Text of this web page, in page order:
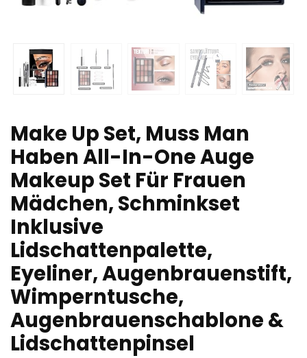
Make Up Set, Muss Man
Haben All-In-One Auge
Makeup Set Für Frauen
Mädchen, Schminkset
Inklusive
Lidschattenpalette,
Eyeliner, Augenbrauenstift,
Wimperntusche,
Augenbrauenschablone &
Lidschattenpinsel